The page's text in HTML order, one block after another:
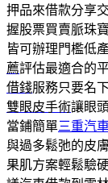
押品來借款分享
握股票買賣脈珠
皆可辦理門檻低
薦評估最適合的
借錢服務只要名
雙眼皮手術讓眼
當鋪簡單三重汽
與過多鬆弛的皮膚
果肌方案輕鬆驗